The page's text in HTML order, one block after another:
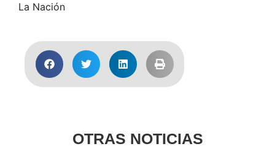
La Nación
OTRAS NOTICIAS